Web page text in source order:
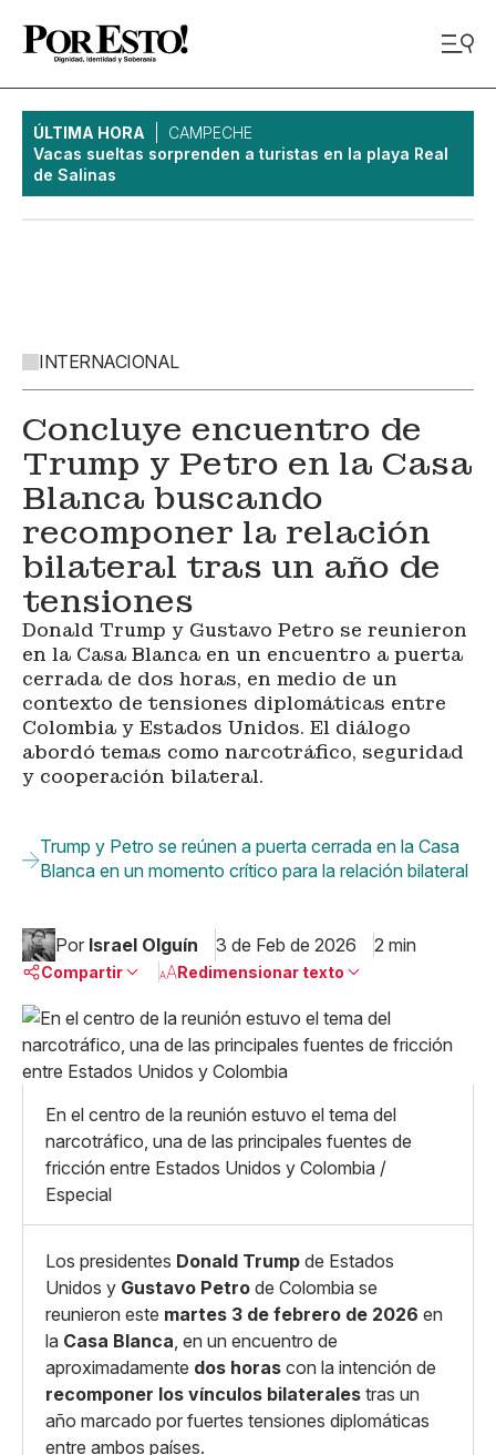
ÚLTIMA HORA
CAMPECHE
Vacas sueltas sorprenden a turistas en la playa Real
de Salinas
INTERNACIONAL
Concluye encuentro de
Trump y Petro en la Casa
Blanca buscando
recomponer la relación
bilateral tras un año de
tensiones
Donald Trump y Gustavo Petro se reunieron
en la Casa Blanca en un encuentro a puerta
cerrada de dos horas, en medio de un
contexto de tensiones diplomáticas entre
Colombia y Estados Unidos. El diálogo
abordó temas como narcotráfico, seguridad
y cooperación bilateral.
Trump y Petro se reúnen a puerta cerrada en la Casa
Blanca en un momento crítico para la relación bilateral
Por Israel Olguín 3 de Feb de 2026 2 min
Compartir
Linkedin
Facebook
X
Whatsapp
Copiar enlace
Redimensionar texto
Pequeño
Mediano
Grande
En el centro de la reunión estuvo el tema del
narcotráfico, una de las principales fuentes de
fricción entre Estados Unidos y Colombia /
Especial
Los presidentes Donald Trump de Estados
Unidos y Gustavo Petro de Colombia se
reunieron este martes 3 de febrero de 2026 en
la Casa Blanca, en un encuentro de
aproximadamente dos horas con la intención de
recomponer los vínculos bilaterales tras un
año marcado por fuertes tensiones diplomáticas
entre ambos países.